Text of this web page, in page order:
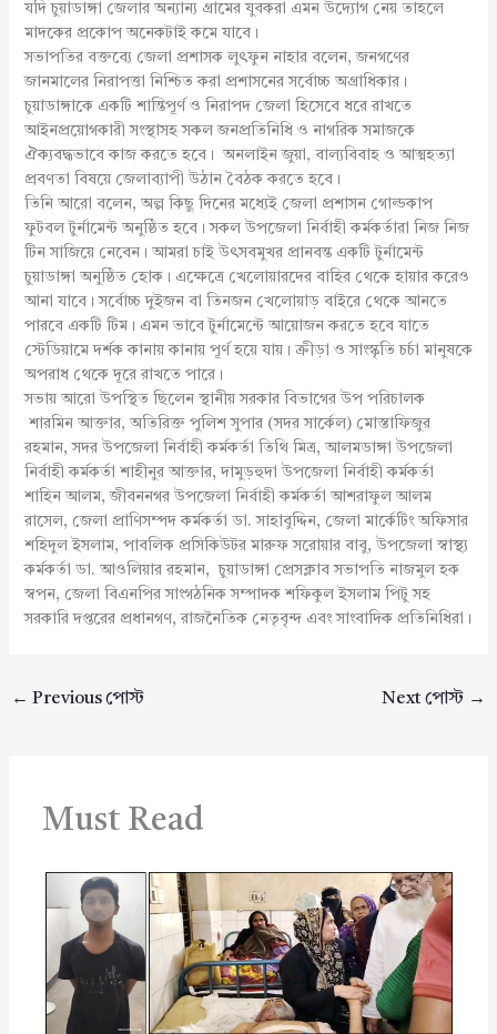
যদি চুয়াডাঙ্গা জেলার অন্যান্য গ্রামের যুবকরা এমন উদ্যোগ নেয় তাহলে
মাদকের প্রকোপ অনেকটাই কমে যাবে।
সভাপতির বক্তব্যে জেলা প্রশাসক লুৎফুন নাহার বলেন, জনগণের
জানমালের নিরাপত্তা নিশ্চিত করা প্রশাসনের সর্বোচ্চ অগ্রাধিকার।
চুয়াডাঙ্গাকে একটি শান্তিপূর্ণ ও নিরাপদ জেলা হিসেবে ধরে রাখতে
আইনপ্রয়োগকারী সংস্থাসহ সকল জনপ্রতিনিধি ও নাগরিক সমাজকে
ঐক্যবদ্ধভাবে কাজ করতে হবে। অনলাইন জুয়া, বাল্যবিবাহ ও আত্মহত্যা
প্রবণতা বিষয়ে জেলাব্যাপী উঠান বৈঠক করতে হবে।
তিনি আরো বলেন, অল্প কিছু দিনের মধ্যেই জেলা প্রশাসন গোল্ডকাপ
ফুটবল টুর্নামেন্ট অনুষ্ঠিত হবে। সকল উপজেলা নির্বাহী কর্মকর্তারা নিজ নিজ
টিন সাজিয়ে নেবেন। আমরা চাই উৎসবমুখর প্রানবন্ত একটি টুর্নামেন্ট
চুয়াডাঙ্গা অনুষ্ঠিত হোক। এক্ষেত্রে খেলোয়ারদের বাহির থেকে হায়ার করেও
আনা যাবে। সর্বোচ্চ দুইজন বা তিনজন খেলোয়াড় বাইরে থেকে আনতে
পারবে একটি টিম। এমন ভাবে টুর্নামেন্টে আয়োজন করতে হবে যাতে
স্টেডিয়ামে দর্শক কানায় কানায় পূর্ণ হয়ে যায়। ক্রীড়া ও সাংস্কৃতি চর্চা মানুষকে
অপরাধ থেকে দূরে রাখতে পারে।
সভায় আরো উপস্থিত ছিলেন স্থানীয় সরকার বিভাগের উপ পরিচালক
শারমিন আক্তার, অতিরিক্ত পুলিশ সুপার (সদর সার্কেল) মোস্তাফিজুর
রহমান, সদর উপজেলা নির্বাহী কর্মকর্তা তিথি মিত্র, আলমডাঙ্গা উপজেলা
নির্বাহী কর্মকর্তা শাহীনুর আক্তার, দামুড়হুদা উপজেলা নির্বাহী কর্মকর্তা
শাহিন আলম, জীবননগর উপজেলা নির্বাহী কর্মকর্তা আশরাফুল আলম
রাসেল, জেলা প্রাণিসম্পদ কর্মকর্তা ডা. সাহাবুদ্দিন, জেলা মার্কেটিং অফিসার
শহিদুল ইসলাম, পাবলিক প্রসিকিউটর মারুফ সরোয়ার বাবু, উপজেলা স্বাস্থ্য
কর্মকর্তা ডা. আওলিয়ার রহমান, চুয়াডাঙ্গা প্রেসক্লাব সভাপতি নাজমুল হক
স্বপন, জেলা বিএনপির সাংগঠনিক সম্পাদক শফিকুল ইসলাম পিটু সহ
সরকারি দপ্তরের প্রধানগণ, রাজনৈতিক নেতৃবৃন্দ এবং সাংবাদিক প্রতিনিধিরা।
← Previous পোস্ট Next পোস্ট →
Must Read